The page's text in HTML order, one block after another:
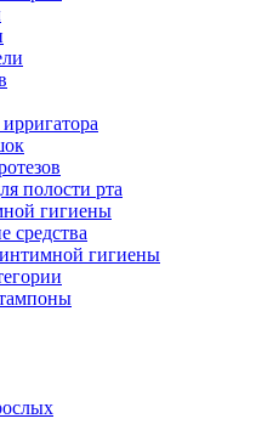
полости рта
гигиены
средства
гигиены